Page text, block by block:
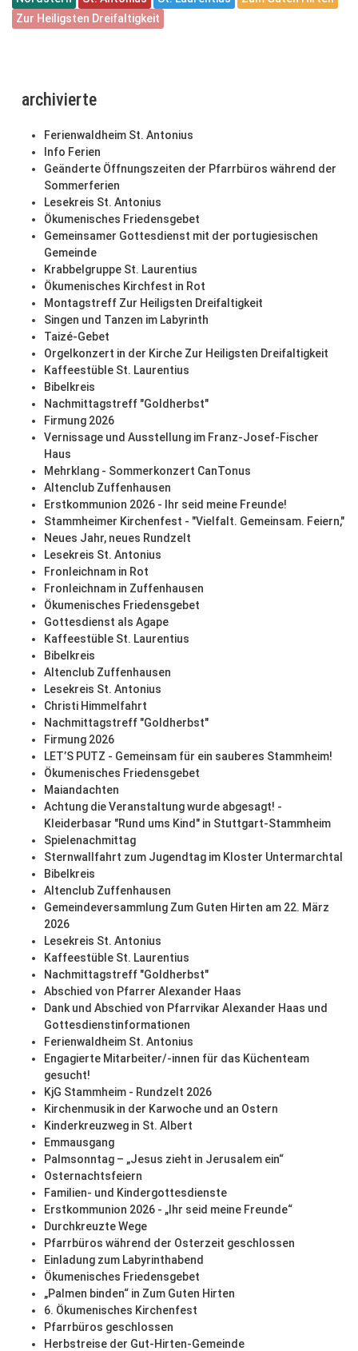
Zur Heiligsten Dreifaltigkeit
archivierte
Ferienwaldheim St. Antonius
Info Ferien
Geänderte Öffnungszeiten der Pfarrbüros während der
Sommerferien
Lesekreis St. Antonius
Ökumenisches Friedensgebet
Gemeinsamer Gottesdienst mit der portugiesischen
Gemeinde
Krabbelgruppe St. Laurentius
Ökumenisches Kirchfest in Rot
Montagstreff Zur Heiligsten Dreifaltigkeit
Singen und Tanzen im Labyrinth
Taizé-Gebet
Orgelkonzert in der Kirche Zur Heiligsten Dreifaltigkeit
Kaffeestüble St. Laurentius
Bibelkreis
Nachmittagstreff "Goldherbst"
Firmung 2026
Vernissage und Ausstellung im Franz-Josef-Fischer
Haus
Mehrklang - Sommerkonzert CanTonus
Altenclub Zuffenhausen
Erstkommunion 2026 - Ihr seid meine Freunde!
Stammheimer Kirchenfest - "Vielfalt. Gemeinsam. Feiern,"
Neues Jahr, neues Rundzelt
Lesekreis St. Antonius
Fronleichnam in Rot
Fronleichnam in Zuffenhausen
Ökumenisches Friedensgebet
Gottesdienst als Agape
Kaffeestüble St. Laurentius
Bibelkreis
Altenclub Zuffenhausen
Lesekreis St. Antonius
Christi Himmelfahrt
Nachmittagstreff "Goldherbst"
Firmung 2026
LET’S PUTZ - Gemeinsam für ein sauberes Stammheim!
Ökumenisches Friedensgebet
Maiandachten
Achtung die Veranstaltung wurde abgesagt! -
Kleiderbasar "Rund ums Kind" in Stuttgart-Stammheim
Spielenachmittag
Sternwallfahrt zum Jugendtag im Kloster Untermarchtal
Bibelkreis
Altenclub Zuffenhausen
Gemeindeversammlung Zum Guten Hirten am 22. März
2026
Lesekreis St. Antonius
Kaffeestüble St. Laurentius
Nachmittagstreff "Goldherbst"
Abschied von Pfarrer Alexander Haas
Dank und Abschied von Pfarrvikar Alexander Haas und
Gottesdienstinformationen
Ferienwaldheim St. Antonius
Engagierte Mitarbeiter/-innen für das Küchenteam
gesucht!
KjG Stammheim - Rundzelt 2026
Kirchenmusik in der Karwoche und an Ostern
Kinderkreuzweg in St. Albert
Emmausgang
Palmsonntag – „Jesus zieht in Jerusalem ein“
Osternachtsfeiern
Familien- und Kindergottesdienste
Erstkommunion 2026 - „Ihr seid meine Freunde“
Durchkreuzte Wege
Pfarrbüros während der Osterzeit geschlossen
Einladung zum Labyrinthabend
Ökumenisches Friedensgebet
„Palmen binden“ in Zum Guten Hirten
6. Ökumenisches Kirchenfest
Pfarrbüros geschlossen
Herbstreise der Gut-Hirten-Gemeinde